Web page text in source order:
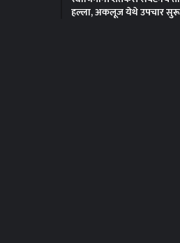
हल्ला, अकलूज येथे उपचार सुरू